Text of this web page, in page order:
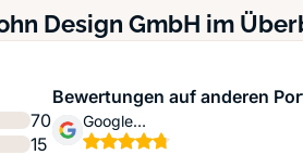
Design GmbH im
70
15
Bewertungen auf anderen
Google
Unternehmensprofil